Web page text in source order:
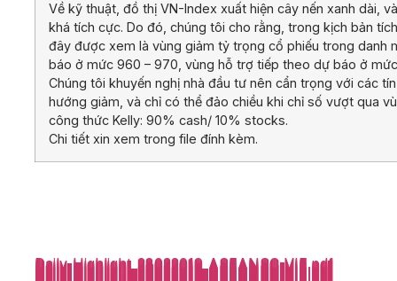
Về kỹ thuật, đồ thị VN-Index xuất hiện cây nến xanh dài,
khá tích cực. Do đó, chúng tôi cho rằng, trong kịch bản
đây được xem là vùng giảm tỷ trọng cổ phiếu trong danh
báo ở mức 960 – 970, vùng hỗ trợ tiếp theo dự báo ở
Chúng tôi khuyến nghị nhà đầu tư nên cẩn trọng với các
hướng giảm, và chỉ có thể đảo chiều khi chỉ số vượt qua
công thức Kelly: 90% cash/ 10% stocks.
Chi tiết xin xem trong file đính kèm.
Daily-Highlight_28032019_ASEANSC-VIE.pdf
Daily-Highlight_28032019_ASEANSC-VIE.pdf
Daily-Highlight_28032019_ASEANSC-VIE.pdf
Daily-Highlight_28032019_ASEANSC-VIE.pdf
Daily-Highlight_28032019_ASEANSC-VIE.pdf
Daily-Highlight_28032019_ASEANSC-VIE.pdf
Daily-Highlight_28032019_ASEANSC-VIE.pdf
Daily-Highlight_28032019_ASEANSC-VIE.pdf
Daily-Highlight_28032019_ASEANSC-VIE.pdf
Daily-Highlight_28032019_ASEANSC-VIE.pdf
Daily-Highlight_28032019_ASEANSC-VIE.pdf
Daily-Highlight_28032019_ASEANSC-VIE.pdf
Daily-Highlight_28032019_ASEANSC-VIE.pdf